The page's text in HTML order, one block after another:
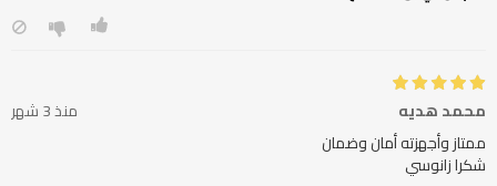
محمد هديه
منذ 3 شهر
شكرا زانوسي